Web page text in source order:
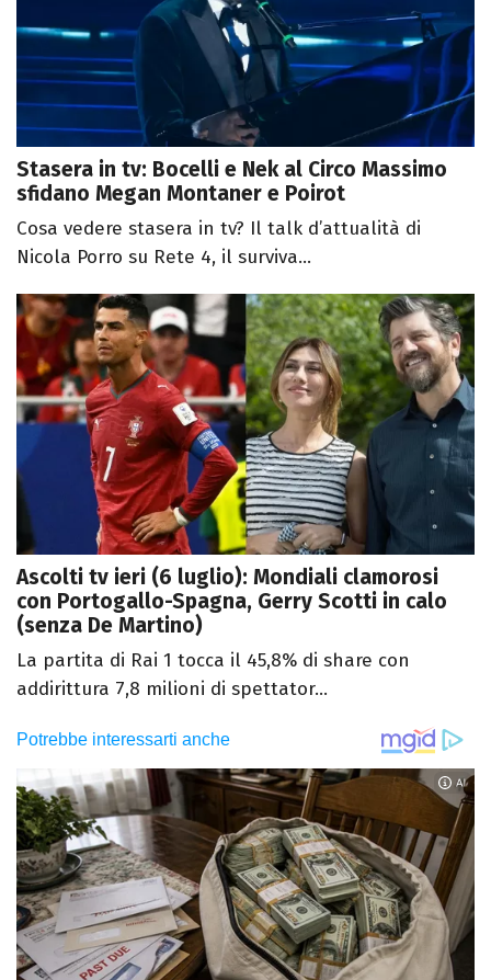
Stasera in tv: Bocelli e Nek al Circo Massimo
sfidano Megan Montaner e Poirot
Cosa vedere stasera in tv? Il talk d’attualità di
Nicola Porro su Rete 4, il surviva...
Ascolti tv ieri (6 luglio): Mondiali clamorosi
con Portogallo-Spagna, Gerry Scotti in calo
(senza De Martino)
La partita di Rai 1 tocca il 45,8% di share con
addirittura 7,8 milioni di spettator...